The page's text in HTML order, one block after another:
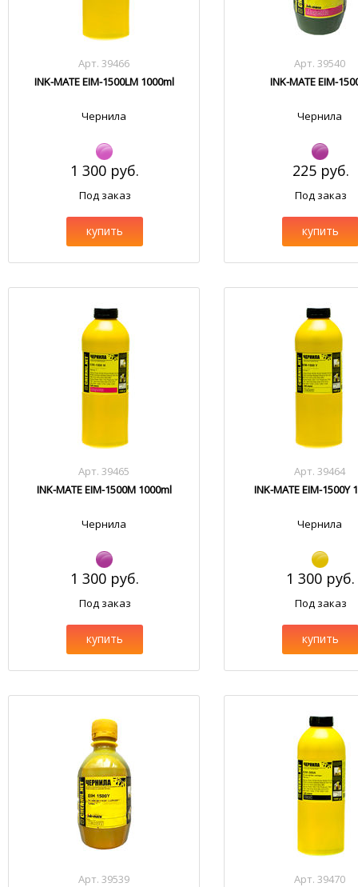
Арт. 39466
INK-MATE EIM-1500LM 1000ml
Чернила
1 300 руб.
Под заказ
купить
Арт. 39540
INK-MATE EIM-
Чернила
225 руб.
Под заказ
купить
Арт. 39465
INK-MATE EIM-1500M 1000ml
Чернила
1 300 руб.
Под заказ
купить
Арт. 39464
INK-MATE EIM-1500Y
Чернила
1 300 руб.
Под заказ
купить
Арт. 39539
Арт. 39470